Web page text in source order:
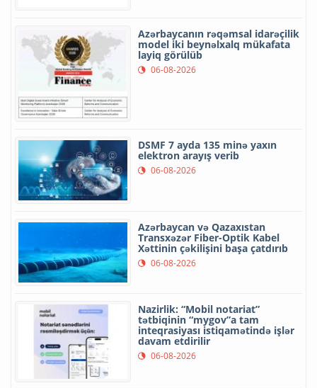
Azərbaycanın rəqəmsal idarəçilik
model iki beynəlxalq mükafata
layiq görülüb
06-08-2026
DSMF 7 ayda 135 minə yaxın
elektron arayış verib
06-08-2026
Azərbaycan və Qazaxıstan
Transxəzər Fiber-Optik Kabel
Xəttinin çəkilişini başa çatdırıb
06-08-2026
Nazirlik: “Mobil notariat”
tətbiqinin “mygov”a tam
inteqrasiyası istiqamətində işlər
davam etdirilir
06-08-2026